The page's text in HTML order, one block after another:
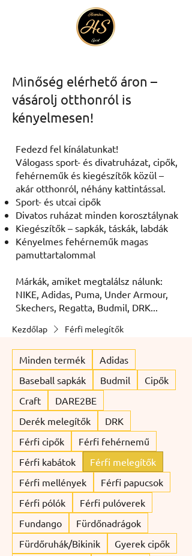
Minőség elérhető áron –
vásárolj otthonról is
kényelmesen!
Fedezd fel kínálatunkat!
Válogass sport- és divatruházat, cipők,
fehérneműk és kiegészítők közül –
akár otthonról, néhány kattintással.
Sport- és utcai cipők
Divatos ruházat minden korosztálynak
Kiegészítők – sapkák, táskák, labdák
Kényelmes fehérneműk magas
pamuttartalommal
Márkák, amiket megtalálsz nálunk:
NIKE, Adidas, Puma, Under Armour,
Skechers, Regatta, Budmil, DRK...
Kezdőlap Férfi melegítők
Minden termék
Adidas
Baseball sapkák
Budmil
Cipők
Craft
DARE2BE
Derék melegítők
DRK
Férfi cipők
Férfi fehérnemű
Férfi kabátok
Férfi melegítők
Férfi mellények
Férfi papucsok
Férfi pólók
Férfi pulóverek
Fundango
Fürdőnadrágok
Fürdőruhák/Bikinik
Gyerek cipők